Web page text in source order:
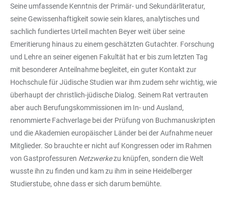
Seine umfassende Kenntnis der Primär- und Sekundärliteratur,
seine Gewissenhaftigkeit sowie sein klares, analytisches und
sachlich fundiertes Urteil machten Beyer weit über seine
Emeritierung hinaus zu einem geschätzten Gutachter. Forschung
und Lehre an seiner eigenen Fakultät hat er bis zum letzten Tag
mit besonderer Anteilnahme begleitet, ein guter Kontakt zur
Hochschule für Jüdische Studien war ihm zudem sehr wichtig, wie
überhaupt der christlich-jüdische Dialog. Seinem Rat vertrauten
aber auch Berufungskommissionen im In- und Ausland,
renommierte Fachverlage bei der Prüfung von Buchmanuskripten
und die Akademien europäischer Länder bei der Aufnahme neuer
Mitglieder. So brauchte er nicht auf Kongressen oder im Rahmen
von Gastprofessuren Netzwerkezu knüpfen, sondern die Welt
wusste ihn zu finden und kam zu ihm in seine Heidelberger
Studierstube, ohne dass er sich darum bemühte.